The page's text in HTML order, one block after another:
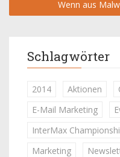
Wenn aus
Schlagwörter
2014 Aktionen
E-Mail Marketing
InterMax
Marketing